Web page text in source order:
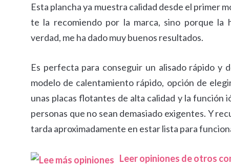
Esta plancha ya muestra calidad desde el primer
te la recomiendo por la marca, sino porque la
verdad, me ha dado muy buenos resultados.
Es perfecta para conseguir un alisado rápido y
modelo de calentamiento rápido, opción de
unas placas flotantes de alta calidad y la función
personas que no sean demasiado exigentes. Y
tarda aproximadamente en estar lista para
Leer opiniones de otros